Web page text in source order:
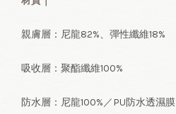
親膚層：尼龍82%、彈性纖維18%
吸收層：聚酯纖維100%
防水層：尼龍100%／PU防水透濕膜